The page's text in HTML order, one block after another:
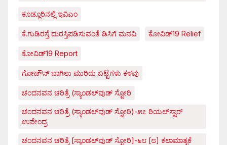
ಕೂಡ್ಲೂರಿನಲ್ಲಿ ಇವಿಎಂ
ಕೆ.ಗುಡಿರಸ್ತೆ ದುರಸ್ತಿಪಡಿಸುವಂತೆ ಡಿಸಿಗೆ ಮನವಿ ಕೋವಿಡ್‌19 Relief
ಕೋವಿಡ್‌19 Report
ಗೋಡೌನ್ ಬಾಗಿಲು ಮುರಿದು ಬಟ್ಟೆಗಳು ಕಳವು
ಚಂದನವನ ಚರಿತ್ರೆ (ಸ್ಯಾಂಡಲ್‌ವುಡ್ ಸ್ಟೋರಿ
ಚಂದನವನ ಚರಿತ್ರೆ (ಸ್ಯಾಂಡಲ್‌ವುಡ್ ಸ್ಟೋರಿ)-೫೭ ರಿಯಲ್‌ಸ್ಟಾರ್
ಉಪೇಂದ್ರ
ಚಂದನವನ ಚರಿತ್ರೆ [ಸ್ಯಾಂಡಲ್‌ವುಡ್ ಸ್ಟೋರಿ]-೬೮ [೮] ಕಲಾಮಾತೃಕೆ